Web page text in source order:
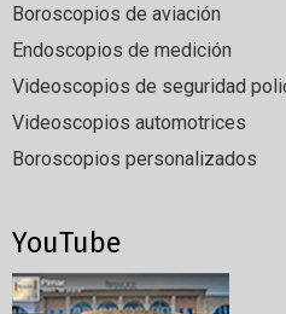
Boroscopios de aviación
Endoscopios de medición
Videoscopios de seguridad
Videoscopios automotrices
Boroscopios personalizados
YouTube